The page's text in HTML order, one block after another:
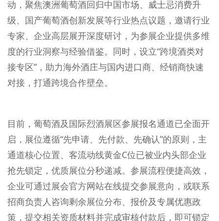
动，聚焦澳洲葡萄酒回归中国市场、威士忌消费升
级、国产葡萄酒创新发展等行业热点议题，邀请行业
专家、企业高层展开深度研讨，为参展企业提供多维
度的行业洞察与经验借鉴。同时，设立“跨境酒类对
接专区”，助力海外酒庄与国内进口商、经销商快速
对接，打通跨境合作壁垒。
目前，葡萄酒及国际烈酒展区参展报名通道已全面开
启，展位遵循“先申请、先付款、先确认”的原则，主
通道核心位置、客流动线黄金C位已被业内头部企业
抢先锁定，优质展位分秒递减。参展流程便捷高效，
企业可通过展会官方网站在线提交参展意向，或联系
招商负责人咨询剩余展位分布、报价及专属优惠政
策，提交相关资质材料并完成审核付款后，即可锁定